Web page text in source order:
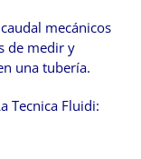
mecánicos
de medir y
una tubería.
Tecnica Fluidi: